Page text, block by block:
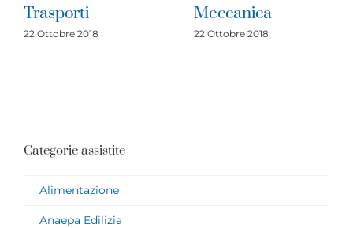
Trasporti
22 Ottobre 2018
Meccanica
22 Ottobre 2018
Categorie assistite
Alimentazione
Anaepa Edilizia